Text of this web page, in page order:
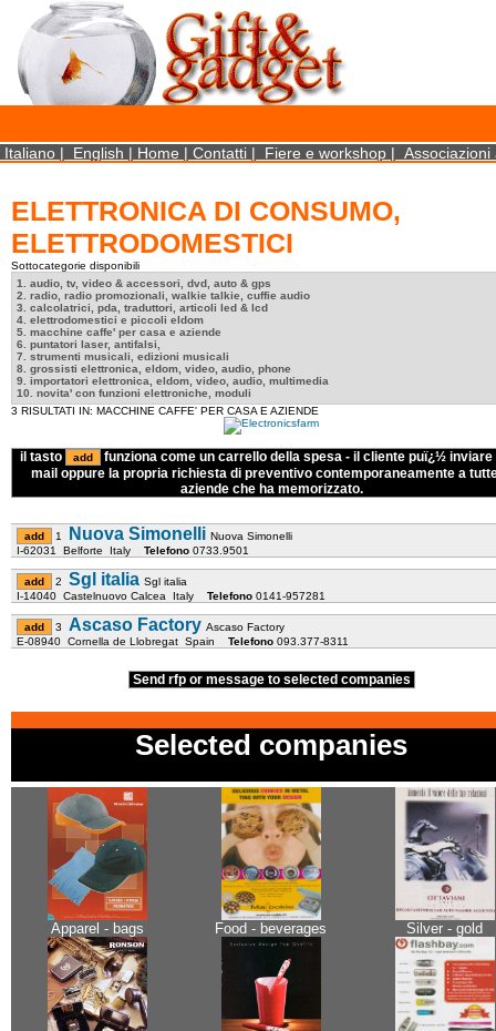
We use cookies on this website. By using this site, you agree that we may store and
statistical data does not identify any personal details whatsoever. More Info? http://
Close
Italiano | English | Home | Contatti | Fiere e workshop | Associazioni
ELETTRONICA DI CONSUMO,
ELETTRODOMESTICI
Sottocategorie disponibili
1. audio, tv, video & accessori, dvd, auto & gps
2. radio, radio promozionali, walkie talkie, cuffie audio
3. calcolatrici, pda, traduttori, articoli led & lcd
4. elettrodomestici e piccoli eldom
5. macchine caffe' per casa e aziende
6. puntatori laser, antifalsi,
7. strumenti musicali, edizioni musicali
8. grossisti elettronica, eldom, video, audio, phone
9. importatori elettronica, eldom, video, audio, multimedia
10. novita' con funzioni elettroniche, moduli
3 RISULTATI IN: MACCHINE CAFFE' PER CASA E AZIENDE
il tasto
funziona come un carrello della spesa - il cliente puï¿½ inviare
mail oppure la propria richiesta di preventivo contemporaneamente a
aziende che ha memorizzato.
1 Nuova Simonelli Nuova Simonelli
I-62031 Belforte Italy Telefono 0733.9501
2 Sgl italia Sgl italia
I-14040 Castelnuovo Calcea Italy Telefono 0141-957281
3 Ascaso Factory Ascaso Factory
E-08940 Cornella de Llobregat Spain Telefono 093.377-8311
Send rfp or message to selected companies
Selected companies
Apparel - bags Food - beverages Silver - gold